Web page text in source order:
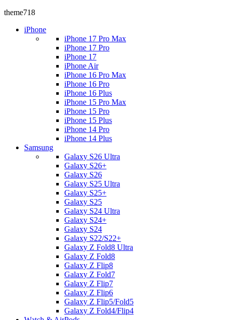
theme718
iPhone
iPhone 17 Pro Max
iPhone 17 Pro
iPhone 17
iPhone Air
iPhone 16 Pro Max
iPhone 16 Pro
iPhone 16 Plus
iPhone 15 Pro Max
iPhone 15 Pro
iPhone 15 Plus
iPhone 14 Pro
iPhone 14 Plus
Samsung
Galaxy S26 Ultra
Galaxy S26+
Galaxy S26
Galaxy S25 Ultra
Galaxy S25+
Galaxy S25
Galaxy S24 Ultra
Galaxy S24+
Galaxy S24
Galaxy S22/S22+
Galaxy Z Fold8 Ultra
Galaxy Z Fold8
Galaxy Z Flip8
Galaxy Z Fold7
Galaxy Z Flip7
Galaxy Z Flip6
Galaxy Z Flip5/Fold5
Galaxy Z Fold4/Flip4